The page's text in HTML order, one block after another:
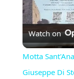
Watch on
Motta
Giuseppe Di